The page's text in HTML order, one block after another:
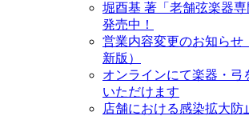
堀酉基 著「老舗弦楽器専
発売中！
営業内容変更のお知らせ
新版）
オンラインにて楽器・弓
いただけます
店舗における感染拡大防